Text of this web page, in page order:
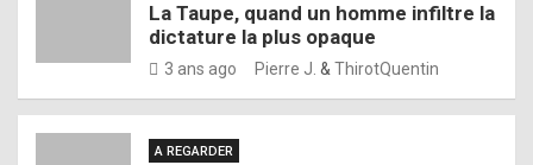
La Taupe, quand un homme infiltre la
dictature la plus opaque
3 ans ago Pierre J. & ThirotQuentin
A REGARDER